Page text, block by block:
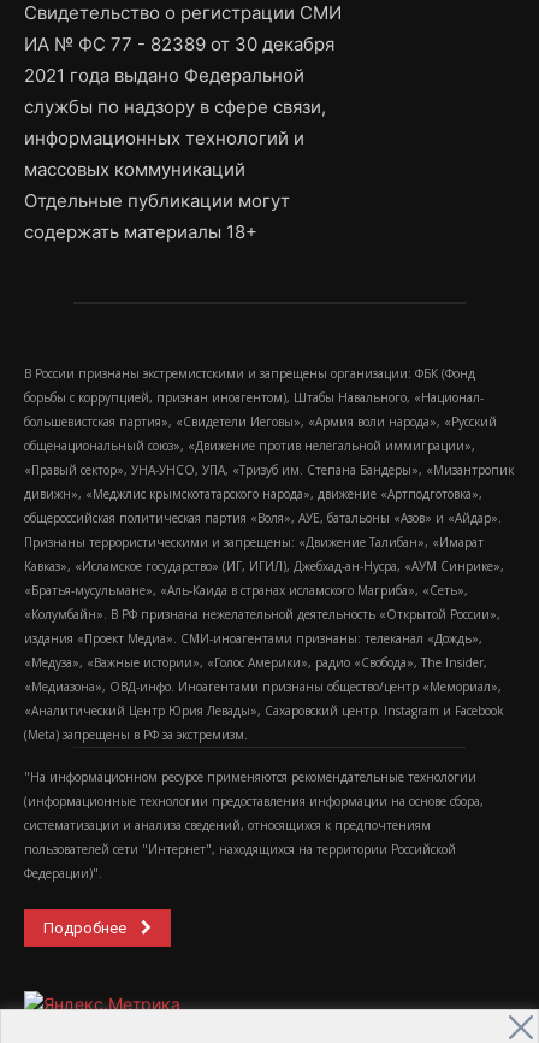
Свидетельство о регистрации СМИ
ИА № ФС 77 - 82389 от 30 декабря
2021 года выдано Федеральной
службы по надзору в сфере связи,
информационных технологий и
массовых коммуникаций
Отдельные публикации могут
содержать материалы 18+
В России признаны экстремистскими и запрещены организации: ФБК (Фонд
борьбы с коррупцией, признан иноагентом), Штабы Навального, «Национал-
большевистская партия», «Свидетели Иеговы», «Армия воли народа», «Русский
общенациональный союз», «Движение против нелегальной иммиграции»,
«Правый сектор», УНА-УНСО, УПА, «Тризуб им. Степана Бандеры», «Мизантропик
дивижн», «Меджлис крымскотатарского народа», движение «Артподготовка»,
общероссийская политическая партия «Воля», АУЕ, батальоны «Азов» и «Айдар».
Признаны террористическими и запрещены: «Движение Талибан», «Имарат
Кавказ», «Исламское государство» (ИГ, ИГИЛ), Джебхад-ан-Нусра, «АУМ Синрике»,
«Братья-мусульмане», «Аль-Каида в странах исламского Магриба», «Сеть»,
«Колумбайн». В РФ признана нежелательной деятельность «Открытой России»,
издания «Проект Медиа». СМИ-иноагентами признаны: телеканал «Дождь»,
«Медуза», «Важные истории», «Голос Америки», радио «Свобода», The Insider,
«Медиазона», ОВД-инфо. Иноагентами признаны общество/центр «Мемориал»,
«Аналитический Центр Юрия Левады», Сахаровский центр. Instagram и Facebook
(Metа) запрещены в РФ за экстремизм.
"На информационном ресурсе применяются рекомендательные технологии
(информационные технологии предоставления информации на основе сбора,
систематизации и анализа сведений, относящихся к предпочтениям
пользователей сети "Интернет", находящихся на территории Российской
Федерации)".
Подробнее